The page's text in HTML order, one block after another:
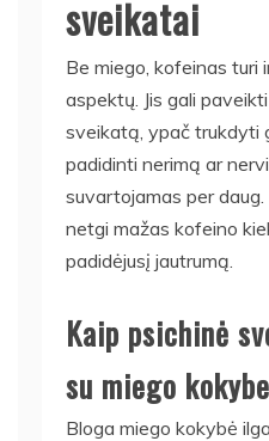
sveikatai
Be miego, kofeinas turi
aspektų. Jis gali
sveikatą, ypač trukdyti
padidinti nerimą ar
suvartojamas per
netgi mažas kofeino
padidėjusį jautrumą.
Kaip psichinė
su miego
Bloga miego kokybė